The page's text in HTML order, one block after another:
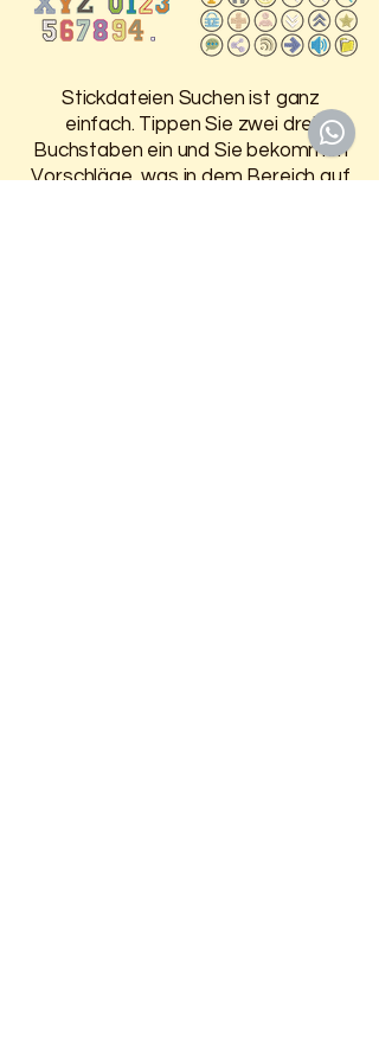
Reparaturkosten
Stickdateien Suchen ist ganz
einfach. Tippen Sie zwei drei
Buchstaben ein und Sie bekommen
Vorschläge, was in dem Bereich auf